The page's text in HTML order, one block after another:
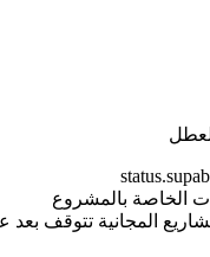
المجانية تتوقف بعد